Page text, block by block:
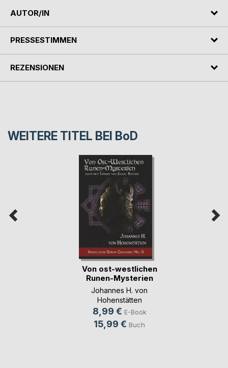
AUTOR/IN
PRESSESTIMMEN
REZENSIONEN
WEITERE TITEL BEI BoD
Von ost-westlichen
Runen-Mysterien
Johannes H. von
Hohenstätten
8,99 € E-Book
15,99 € Buch